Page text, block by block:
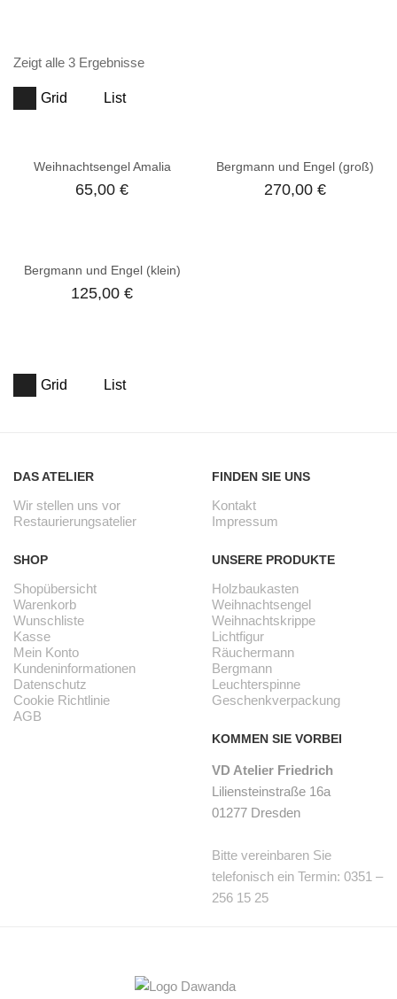
Zeigt alle 3 Ergebnisse
Grid List
Weihnachtsengel Amalia
65,00€
Bergmann und Engel (groß)
270,00 €
Bergmann und Engel (klein)
125,00€
Grid List
DAS ATELIER
Wir stellen uns vor
Restaurierungsatelier
SHOP
Shopübersicht
Warenkorb
Wunschliste
Kasse
Mein Konto
Kundeninformationen
Datenschutz
Cookie Richtlinie
AGB
FINDEN SIE UNS
Kontakt
Impressum
UNSERE PRODUKTE
Holzbaukasten
Weihnachtsengel
Weihnachtskrippe
Lichtfigur
Räuchermann
Bergmann
Leuchterspinne
Geschenkverpackung
KOMMEN SIE VORBEI
VD Atelier Friedrich
Liliensteinstraße 16a
01277 Dresden
Bitte vereinbaren Sie
telefonisch ein Termin: 0351 –
256 15 25